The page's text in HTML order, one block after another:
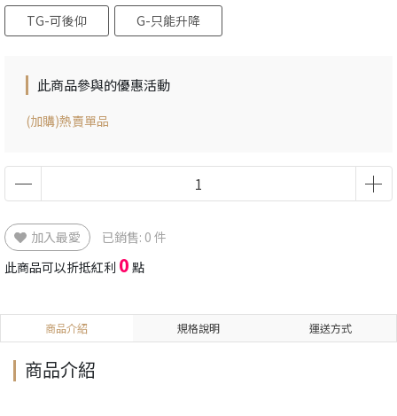
TG-可後仰
G-只能升降
此商品參與的優惠活動
(加購)熱賣單品
加入最愛
已銷售: 0 件
此商品可以折抵紅利 0 點
商品介紹 規格說明 運送方式
商品介紹